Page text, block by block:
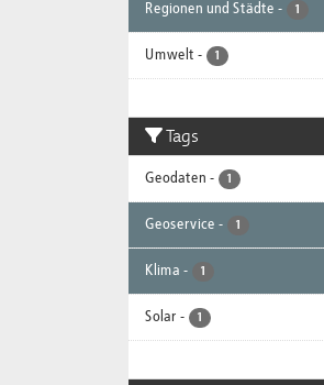
Regionen und Städte - 1
Umwelt - 1
Tags
Geodaten - 1
Geoservice - 1
Klima - 1
Solar - 1